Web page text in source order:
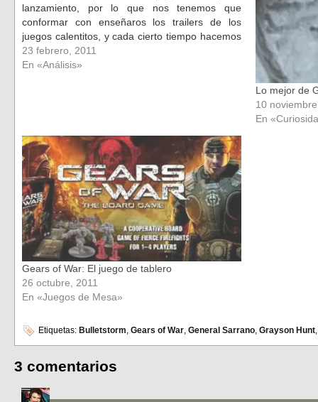
lanzamiento, por lo que nos tenemos que
conformar con enseñaros los trailers de los
juegos calentitos, y cada cierto tiempo hacemos
análisis de juegos que ya llevan un tiempo en el
mercado.…
23 febrero, 2011
En «Análisis»
Lo mejor de
10
En
Gears of War: El juego de tablero
26 octubre, 2011
En «Juegos de Mesa»
Etiquetas: Bulletstorm, Gears of War, General Sarrano, Grayson Hunt
3 comentarios